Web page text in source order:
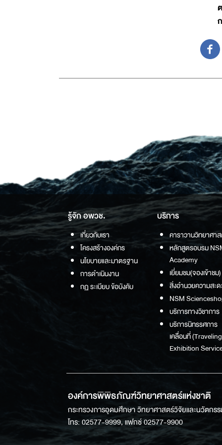
รู้จัก อพวช.
เกี่ยวกับเรา
โครงสร้างองค์กร
นโยบายและมาตรฐาน
การดำเนินงาน
กฏ ระเบียบ ข้อบังคับ
บริการ
คาราวานวิทยาศา
หลักสูตรอบรม
Academy
เยี่ยมชม(จองเข้าชม)
สิ่งอำนวยความสะ
NSM
บริการทางวิชาการ
บริการนิทรรศการ
เคลื่อนที่ (Traveling
Exhibition
องค์การพิพิธภัณฑ์วิทยาศาสตร์แห่งชาติ
กระทรวงการอุดมศึกษา วิทยาศาสตร์วิจัยและนวัตก
โทร: 02577-9999, แฟกซ์ 02577-9900